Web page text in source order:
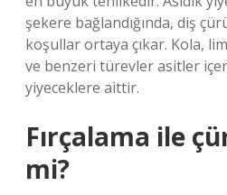
şekere bağlandığında, diş
koşullar ortaya çıkar. Kola,
ve benzeri türevler asitler
yiyeceklere aittir.
Fırçalama ile
mi?